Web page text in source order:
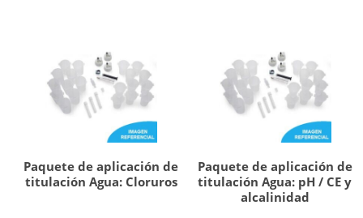
Paquete de aplicación de
titulación Agua: Cloruros
Paquete de aplicación de
titulación Agua: pH / CE y
alcalinidad